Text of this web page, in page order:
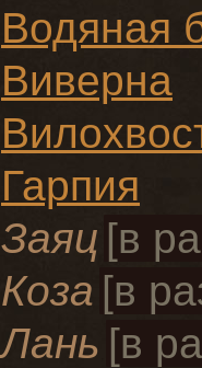
Водяная
Виверна
Гарпия
Заяц
Коза
Лань